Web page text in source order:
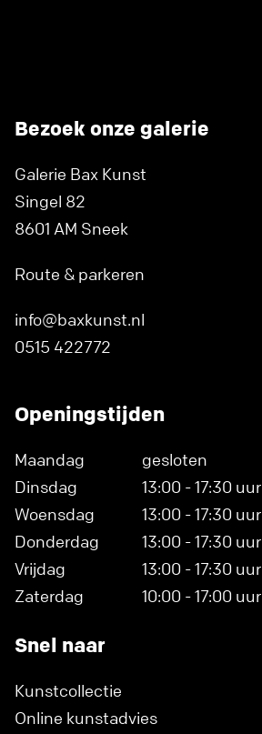
Bezoek onze galerie
Galerie Bax Kunst
Singel 82
8601 AM Sneek
Route & parkeren
info@baxkunst.nl
0515 422772
Openingstijden
Maandag
gesloten
Dinsdag
13:00 - 17:30 uur
Woensdag
13:00 - 17:30 uur
Donderdag
13:00 - 17:30 uur
Vrijdag
13:00 - 17:30 uur
Zaterdag
10:00 - 17:00 uur
Snel naar
Kunstcollectie
Online kunstadvies